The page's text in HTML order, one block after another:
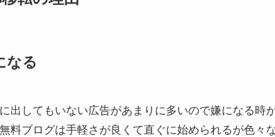
なる
出してもいない広告があまりに多いので嫌になる時
料ブログは手軽さが良くて直ぐに始められるが色々